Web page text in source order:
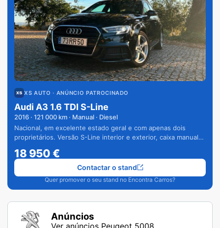
XS AUTO · ANÚNCIO PATROCINADO
Audi A3 1.6 TDI S-Line
2016 · 121 000 km · Manual · Diesel
Nacional, em excelente estado geral e com apenas dois
proprietários. Versão S-Line interior e exterior, caixa manual
18 950€
Quer promover o seu stand no Encontra Carros?
Contactar o stand
Anúncios
Ver anúncios Peugeot 5008